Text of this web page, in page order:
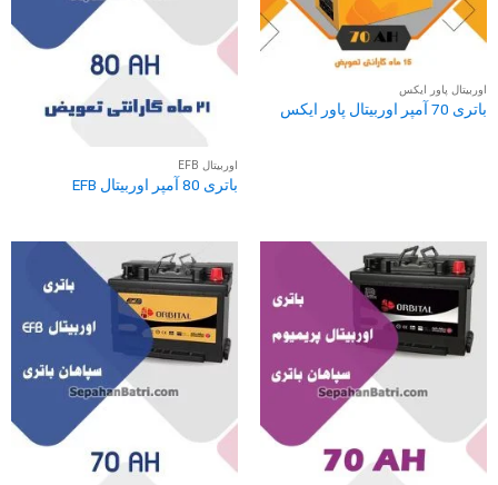
اوربیتال پاور ایکس
باتری 70 آمپر اوربیتال پاور ایکس
اوربیتال EFB
باتری 80 آمپر اوربیتال EFB